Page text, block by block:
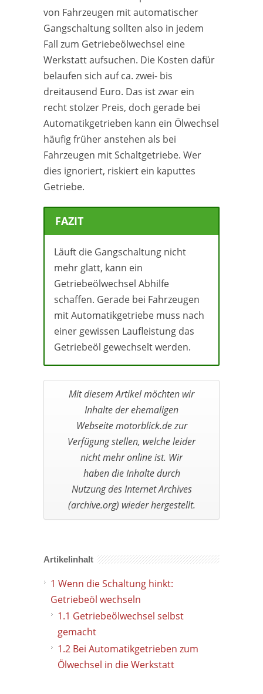
von Fahrzeugen mit automatischer
Gangschaltung sollten also in jedem
Fall zum Getriebeölwechsel eine
Werkstatt aufsuchen. Die Kosten dafür
belaufen sich auf ca. zwei- bis
dreitausend Euro. Das ist zwar ein
recht stolzer Preis, doch gerade bei
Automatikgetrieben kann ein Ölwechsel
häufig früher anstehen als bei
Fahrzeugen mit Schaltgetriebe. Wer
dies ignoriert, riskiert ein kaputtes
Getriebe.
FAZIT
Läuft die Gangschaltung nicht
mehr glatt, kann ein
Getriebeölwechsel Abhilfe
schaffen. Gerade bei Fahrzeugen
mit Automatikgetriebe muss nach
einer gewissen Laufleistung das
Getriebeöl gewechselt werden.
Artikelinhalt
1 Wenn die Schaltung hinkt:
Getriebeöl wechseln
1.1 Getriebeölwechsel selbst
gemacht
1.2 Bei Automatikgetrieben zum
Ölwechsel in die Werkstatt